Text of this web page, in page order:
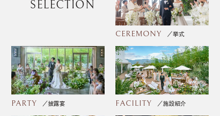
SELECTION
CEREMONY 挙式
PARTY 披露宴 FACILITY 施設紹介